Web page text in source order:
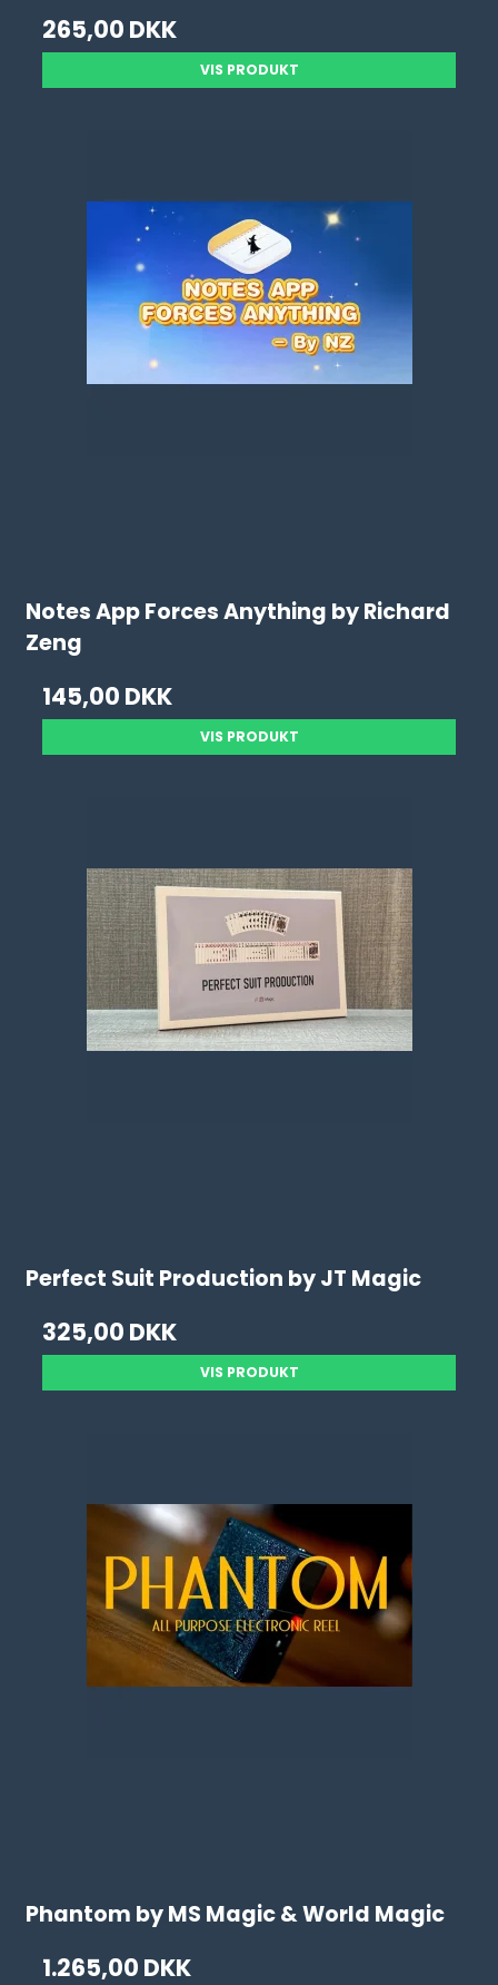
265,00 DKK
VIS PRODUKT
Notes App Forces Anything by Richard
Zeng
145,00 DKK
VIS PRODUKT
Perfect Suit Production by JT Magic
325,00 DKK
VIS PRODUKT
Phantom by MS Magic & World Magic
1.265,00 DKK